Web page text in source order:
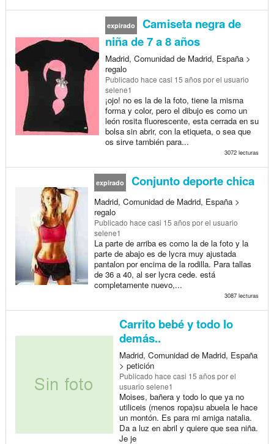
expirado
Camiseta negra de
niña de 7 a 8 años
Madrid, Comunidad de Madrid, España >
regalo
Publicado hace casi 15 añospor el usuario
selene1
¡ojo! no es la de la foto, tiene la misma
forma y color, pero el dibujo es como un
león rosita fluorescente, esta cerrada en su
bolsa sin abrir, con la etiqueta, o sea que
os sirve también para...
3072 lecturas
expirado Conjunto deporte chica
Madrid, Comunidad de Madrid, España >
regalo
Publicado hace casi 15 añospor el usuario
selene1
La parte de arriba es como la de la foto y la
parte de abajo es de lycra muy ajustada
pantalon por encima de la rodilla. Para tallas
de 36 a 40, al ser lycra cede. está
completamente nuevo,...
3087 lecturas
Carrito bebé y todo lo
demás..
Madrid, Comunidad de Madrid, España
> petición
Publicado hace casi 15 añospor el
usuario selene1
Moises, bañera y todo lo que ya no
utiliceis (menos ropa)su abuela le hace
un montón. Es para mi amiga natalia.
Da a luz en abril y quiere que sea niña.
Je je